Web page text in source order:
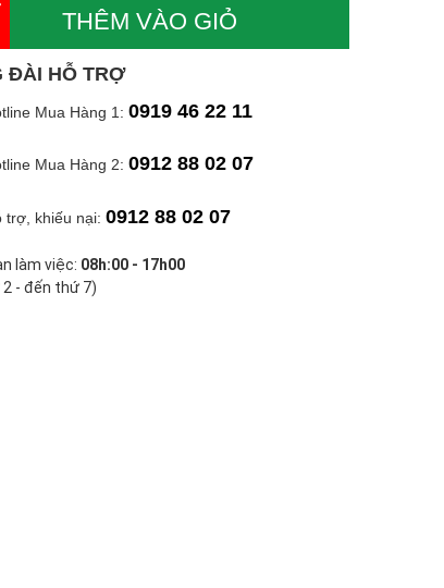
THÊM VÀO GIỎ
ĐÀI HỖ TRỢ
Mua Hàng 1: 0919 46 22 11
Mua Hàng 2: 0912 88 02 07
trợ, khiếu nại: 0912 88 02 07
làm việc: 08h:00 - 17h00
- đến thứ 7)